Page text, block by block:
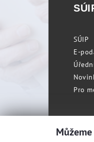
SÚIP
E-
Pro